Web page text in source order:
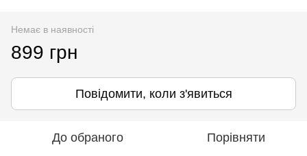
Немає в наявності
899 грн
Повідомити, коли з'явиться
До обраного Порівняти